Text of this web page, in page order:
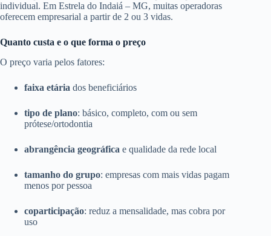
individual. Em Estrela do Indaiá – MG, muitas operadoras
oferecem empresarial a partir de 2 ou 3 vidas.
Quanto custa e o que forma o preço
O preço varia pelos fatores:
faixa etária dos beneficiários
tipo de plano: básico, completo, com ou sem
prótese/ortodontia
abrangência geográfica e qualidade da rede local
tamanho do grupo: empresas com mais vidas pagam
menos por pessoa
coparticipação: reduz a mensalidade, mas cobra por
uso